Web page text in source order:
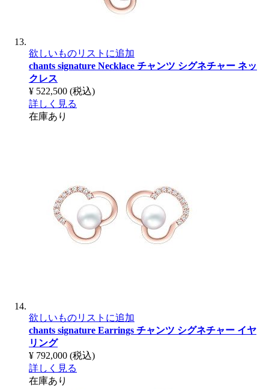
欲しいものリストに追加
chants signature Necklace チャンツ シグネチャー ネッ
クレス
¥ 522,500 (税込)
詳しく見る
在庫あり
欲しいものリストに追加
chants signature Earrings チャンツ シグネチャー イヤ
リング
¥ 792,000 (税込)
詳しく見る
在庫あり